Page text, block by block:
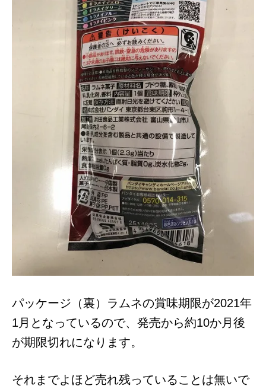
パッケージ（裏）ラムネの賞味期限が2021年
1月となっているので、発売から約10か月後
が期限切れになります。
それまでよほど売れ残っていることは無いで